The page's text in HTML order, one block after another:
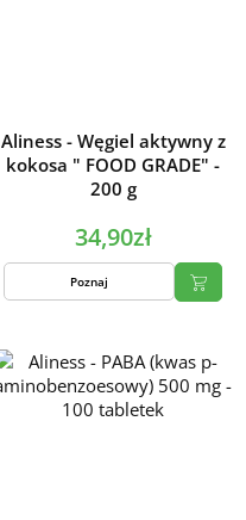
Aliness - Węgiel aktywny z
kokosa " FOOD GRADE" -
200 g
34,90zł
Poznaj